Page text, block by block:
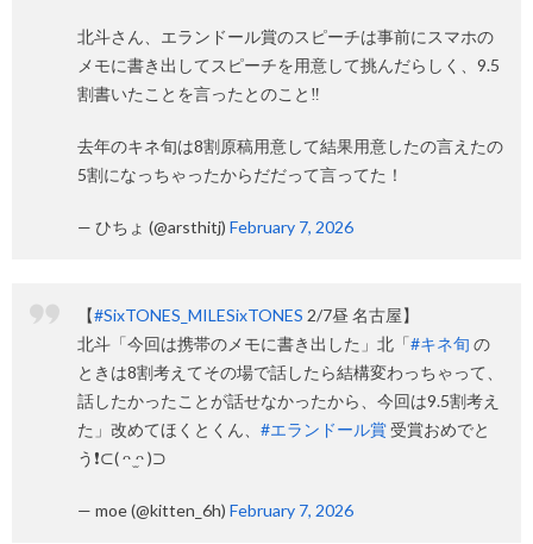
北斗さん、エランドール賞のスピーチは事前にスマホの
メモに書き出してスピーチを用意して挑んだらしく、9.5
割書いたことを言ったとのこと‼️
去年のキネ旬は8割原稿用意して結果用意したの言えたの
5割になっちゃったからだだって言ってた！
— ひちょ (@arsthitj) February 7, 2026
【#SixTONES_MILESixTONES 2/7昼 名古屋】
北斗「今回は携帯のメモに書き出した」北「#キネ旬 の
ときは8割考えてその場で話したら結構変わっちゃって、
話したかったことが話せなかったから、今回は9.5割考え
た」改めてほくとくん、 #エランドール賞受賞おめでと
う❗️⊂( ᴖ ̫ᴖ )⊃
— moe (@kitten_6h) February 7, 2026